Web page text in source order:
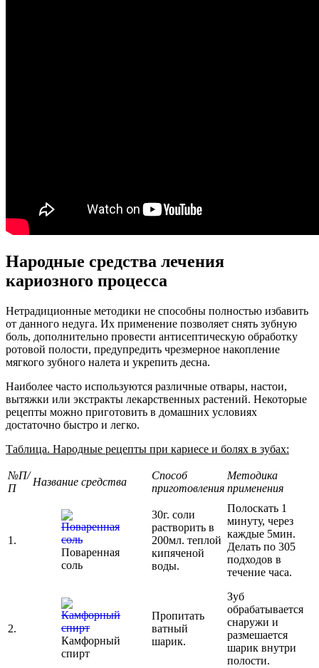
Народные средства лечения
кариозного процесса
Нетрадиционные методики не способны полностью избавить
от данного недуга. Их применение позволяет снять зубную
боль, дополнительно провести антисептическую обработку
ротовой полости, предупредить чрезмерное накопление
мягкого зубного налета и укрепить десна.
Наиболее часто используются различные отвары, настои,
вытяжки или экстракты лекарственных растений. Некоторые
рецепты можно приготовить в домашних условиях
достаточно быстро и легко.
Таблица. Народные рецепты при кариесе и болях в зубах:
№П/
П
Название средства
Способ
приготовления
Методика
применения
1.
Поваренная
соль
30г. соли
растворить в
200мл. теплой
кипяченой
воды.
Полоскать 1
минуту, через
каждые 5мин.
Делать по 305
подходов в
течение часа.
2.
Камфорный
спирт
Пропитать
ватный
шарик.
Зуб
обрабатывается
снаружи и
размешается
шарик внутри
полости.